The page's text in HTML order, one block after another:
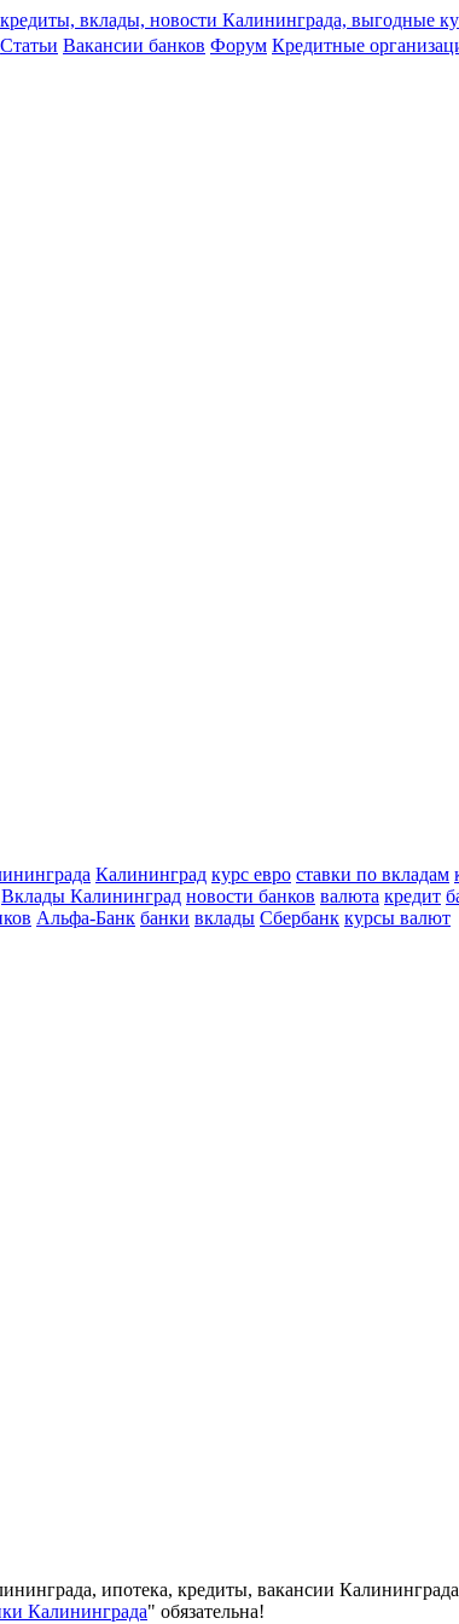
Статьи Вакансии банков Форум Кредитные
Калининград курс евро ставки по вкладам
Вклады Калининград новости банков валюта кредит
Альфа-Банк банки вклады Сбербанк курсы валют
ипотека, кредиты, вакансии
Калининграда" обязательна!